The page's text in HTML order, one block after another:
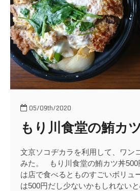
05/09th/2020
もり川食堂の鮪カ
文京ソコヂカラを利用して、ワン
みた。 もり川食堂の鮪カツ丼500
は店で食べるとものすごいボリュ
は500円だし少ないかもしれない